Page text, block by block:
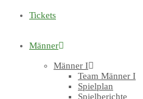
Tickets
Männer
Männer I
Team Männer I
Spielplan
Spielberichte